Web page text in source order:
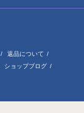
/ 返品について /
ショップブログ /